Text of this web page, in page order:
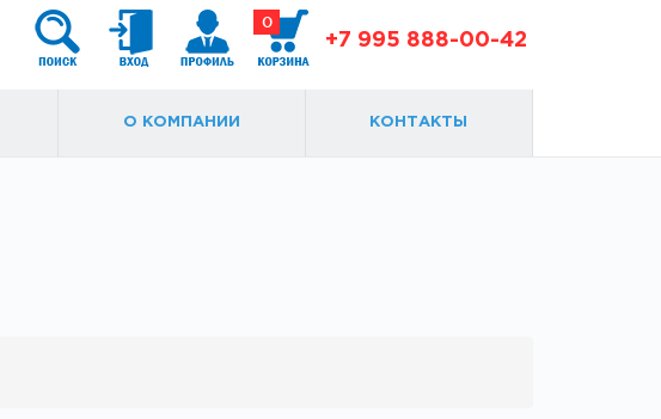
+7 995 888-00-42
0
О КОМПАНИИ КОНТАКТЫ